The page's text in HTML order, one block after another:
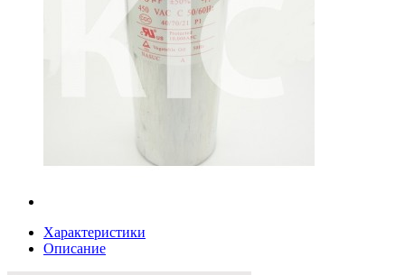
Характеристики
Описание